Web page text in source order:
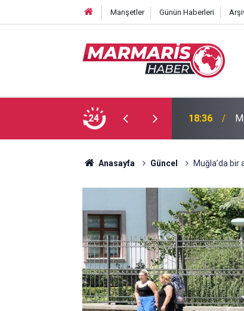
Manşetler Günün Haberleri
24
son yolculuğuna uğurlandı 16:35
Anasayfa Güncel Muğla’da bir